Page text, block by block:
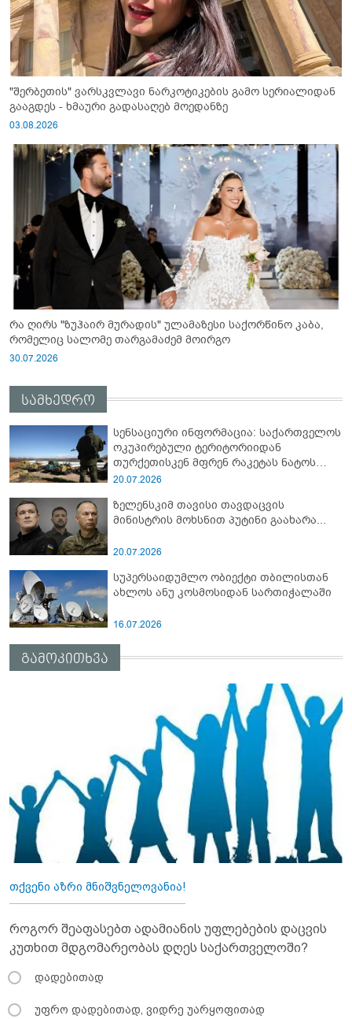
"შერბეთის" ვარსკვლავი ნარკოტიკების გამო სერიალიდან
გააგდეს - ხმაური გადასაღებ მოედანზე
03.08.2026
რა ღირს "ზუჰაირ მურადის" ულამაზესი საქორწინო კაბა,
რომელიც სალომე თარგამაძემ მოირგო
30.07.2026
სამხედრო
სენსაციური ინფორმაცია: საქართველოს
ოკუპირებული ტერიტორიიდან
თურქეთისკენ მფრენ რაკეტას ნატოს
სამიტი კინაღამ ჩაუშლია
20.07.2026
ზელენსკიმ თავისი თავდაცვის
მინისტრის მოხსნით პუტინი გაახარა...
20.07.2026
სუპერსაიდუმლო ობიექტი თბილისთან
ახლოს ანუ კოსმოსიდან სართიჭალაში
16.07.2026
გამოკითხვა
თქვენი აზრი მნიშვნელოვანია!
როგორ შეაფასებთ ადამიანის უფლებების დაცვის
კუთხით მდგომარეობას დღეს საქართველოში?
დადებითად
უფრო დადებითად, ვიდრე უარყოფითად